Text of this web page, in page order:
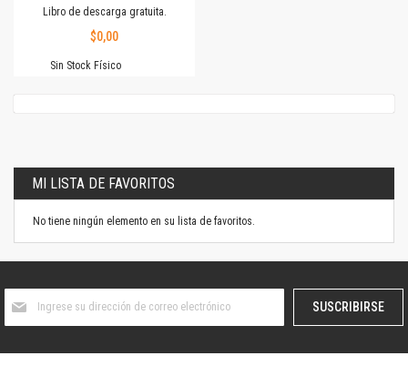
Libro de descarga gratuita.
$0,00
Sin Stock Físico
MI LISTA DE FAVORITOS
No tiene ningún elemento en su lista de favoritos.
boletín
SUSCRIBIRSE